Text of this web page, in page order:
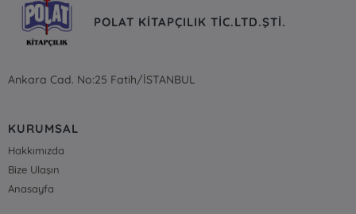
POLAT KİTAPÇILIK TİC.LTD.ŞTİ.
Ankara Cad. No:25 Fatih/İSTANBUL
KURUMSAL
Hakkımızda
Bize Ulaşın
Anasayfa